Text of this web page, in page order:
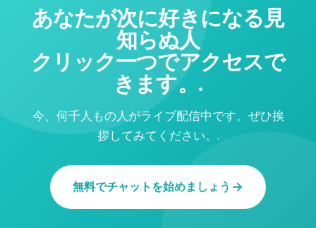
あなたが次に好きになる見
知らぬ人
クリック一つでアクセスで
きます。.
今、何千人もの人がライブ配信中です。ぜひ挨
拶してみてください。.
無料でチャットを始めましょう